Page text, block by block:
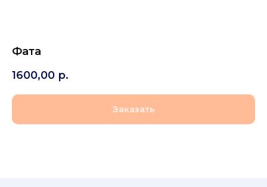
Фата
1600,00 р.
Заказать